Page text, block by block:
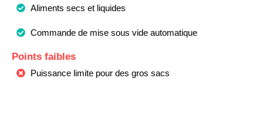
Aliments secs et liquides
Commande de mise sous vide automatique
Points faibles
Puissance limite pour des gros sacs